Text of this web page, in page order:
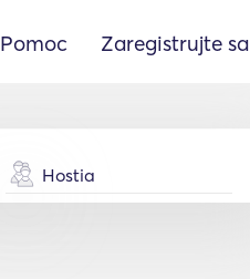
Pomoc Zaregistrujte sa
Hostia